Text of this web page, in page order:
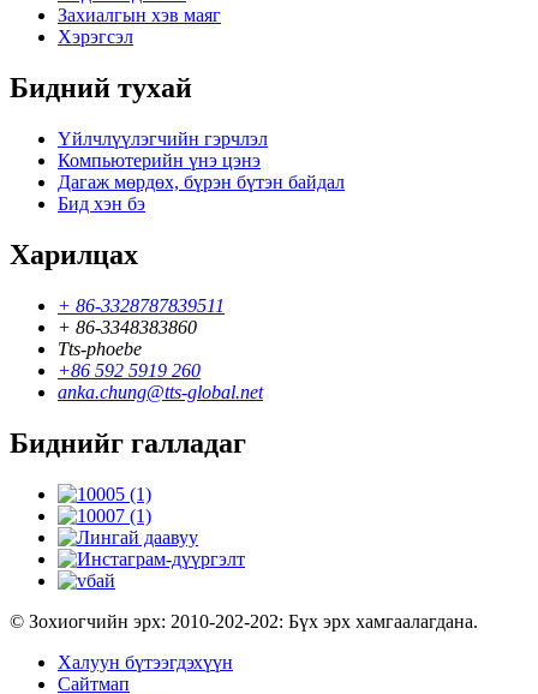
Захиалгын хэв маяг
Хэрэгсэл
Бидний тухай
Үйлчлүүлэгчийн гэрчлэл
Компьютерийн үнэ цэнэ
Дагаж мөрдөх, бүрэн бүтэн байдал
Бид хэн бэ
Харилцах
+ 86-3328787839511
+ 86-3348383860
Tts-phoebe
+86 592 5919 260
anka.chung@tts-global.net
Биднийг галладаг
© Зохиогчийн эрх: 2010-202-202: Бүх эрх хамгаалагдана.
Халуун бүтээгдэхүүн
Сайтмап